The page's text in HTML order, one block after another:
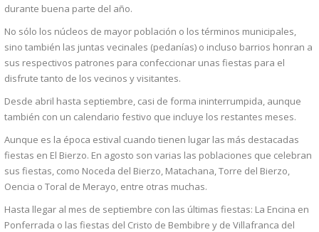
durante buena parte del año.
No sólo los núcleos de mayor población o los términos municipales,
sino también las juntas vecinales (pedanías) o incluso barrios honran a
sus respectivos patrones para confeccionar unas fiestas para el
disfrute tanto de los vecinos y visitantes.
Desde abril hasta septiembre, casi de forma ininterrumpida, aunque
también con un calendario festivo que incluye los restantes meses.
Aunque es la época estival cuando tienen lugar las más destacadas
fiestas en El Bierzo. En agosto son varias las poblaciones que celebran
sus fiestas, como Noceda del Bierzo, Matachana, Torre del Bierzo,
Oencia o Toral de Merayo, entre otras muchas.
Hasta llegar al mes de septiembre con las últimas fiestas: La Encina en
Ponferrada o las fiestas del Cristo de Bembibre y de Villafranca del